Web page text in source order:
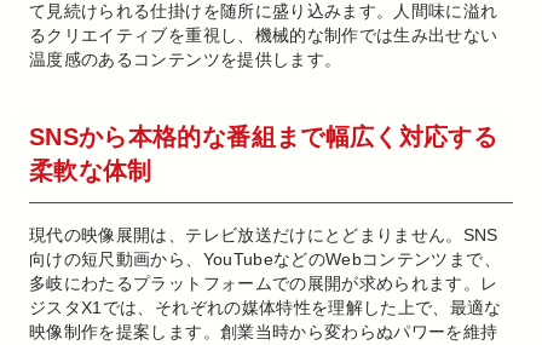
て見続けられる仕掛けを随所に盛り込みます。人間味に溢れ
るクリエイティブを重視し、機械的な制作では生み出せない
温度感のあるコンテンツを提供します。
SNSから本格的な番組まで幅広く対応する
柔軟な体制
現代の映像展開は、テレビ放送だけにとどまりません。SNS
向けの短尺動画から、YouTubeなどのWebコンテンツまで、
多岐にわたるプラットフォームでの展開が求められます。レ
ジスタX1では、それぞれの媒体特性を理解した上で、最適な
映像制作を提案します。創業当時から変わらぬパワーを維持